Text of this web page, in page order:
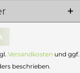
Versandkosten und ggf.
beschrieben.